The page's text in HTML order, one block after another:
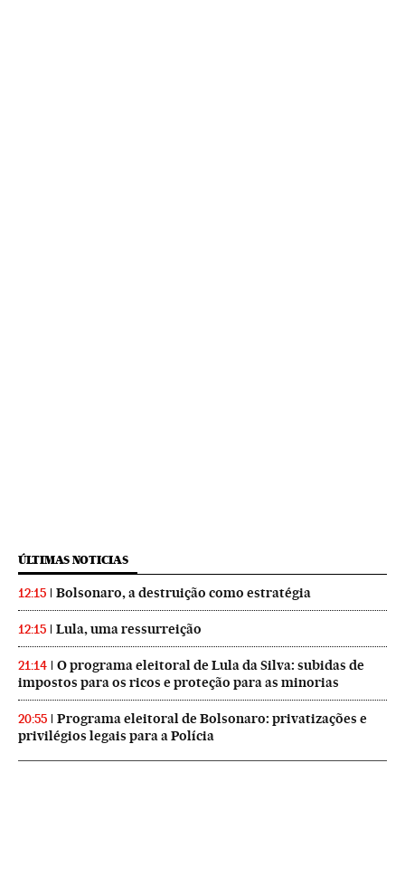
ÚLTIMAS NOTICIAS
12:15 Bolsonaro, a destruição como estratégia
12:15 Lula, uma ressurreição
21:14
O programa eleitoral de Lula da Silva: subidas de
impostos para os ricos e proteção para as minorias
20:55
Programa eleitoral de Bolsonaro: privatizações e
privilégios legais para a Polícia